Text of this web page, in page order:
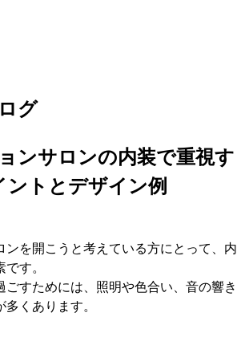
グ
ンサロンの内装で重視す
ントとデザイン例
ンを開こうと考えている方にとって、内
す。
ごすためには、照明や色合い、音の響き
くあります。